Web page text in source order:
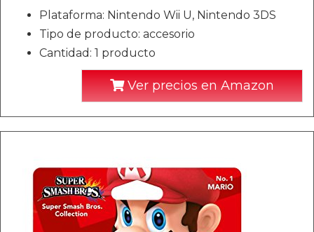
Plataforma: Nintendo Wii U, Nintendo 3DS
Tipo de producto: accesorio
Cantidad: 1 producto
Ver precios en Amazon